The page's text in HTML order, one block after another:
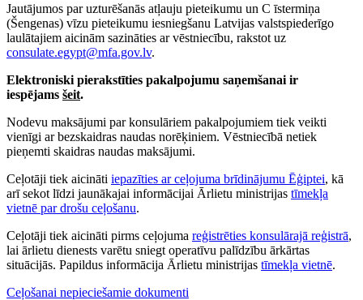
Jautājumos par uzturēšanās atļauju pieteikumu un C īstermiņa
(Šengenas) vīzu pieteikumu iesniegšanu Latvijas valstspiederīgo
laulātajiem aicinām sazināties ar vēstniecību, rakstot uz
consulate.egypt@mfa.gov.lv.
Elektroniski pierakstīties pakalpojumu saņemšanai ir
iespējams šeit.
Nodevu maksājumi par konsulāriem pakalpojumiem tiek veikti
vienīgi ar bezskaidras naudas norēķiniem. Vēstniecībā netiek
pieņemti skaidras naudas maksājumi.
Ceļotāji tiek aicināti iepazīties ar ceļojuma brīdinājumu Ēģiptei, kā
arī sekot līdzi jaunākajai informācijai Ārlietu ministrijas tīmekļa
vietnē par drošu ceļošanu.
Ceļotāji tiek aicināti pirms ceļojuma reģistrēties konsulārajā reģistrā,
lai ārlietu dienests varētu sniegt operatīvu palīdzību ārkārtas
situācijās. Papildus informācija Ārlietu ministrijas tīmekļa vietnē.
Ceļošanai nepieciešamie dokumenti